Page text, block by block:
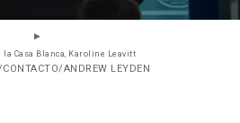
la Casa Blanca, Karoline Leavitt
ANDREW LEYDEN